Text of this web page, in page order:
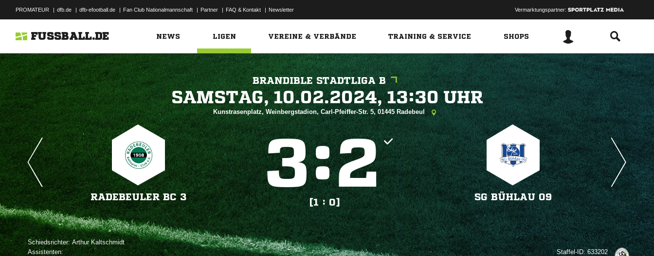
PROMATEUR | dfb.de | dfb-efootball.de | Fan Club Nationalmannschaft | Partner | FAQ & Kontakt | Newsletter Vermarktungspartner:
FUSSBALL.DE NEWS LIGEN VEREINE & VERBÄNDE TRAINING & SERVICE SHOPS
BRANDIBLE STADTLIGA B
   
Kunstrasenplatz, Weinbergstadion, Carl-Pfeiffer-Str. 5, 01445 Radebeul
RADEBEULER BC 3
:
[1 : 0]
SG BÜHLAU 09
Schiedsrichter: 
Assistenten:
Staffel-ID:633202